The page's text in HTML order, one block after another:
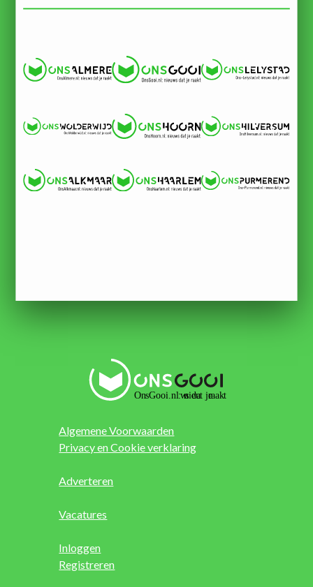
Algemene Voorwaarden
Privacy en Cookie verklaring
Adverteren
Vacatures
Inloggen
Registreren